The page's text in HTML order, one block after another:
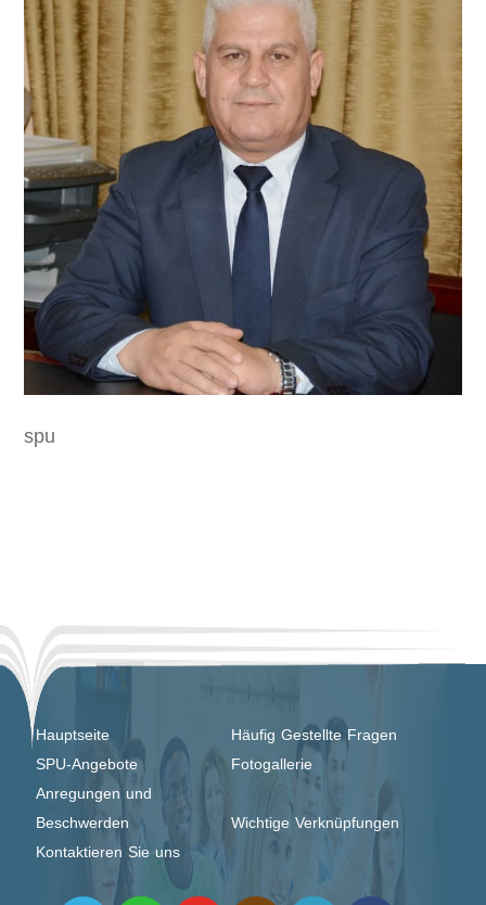
spu
Hauptseite
Häufig Gestellte Fragen
SPU-Angebote
Fotogallerie
Anregungen und
Beschwerden
Wichtige Verknüpfungen
Kontaktieren Sie uns